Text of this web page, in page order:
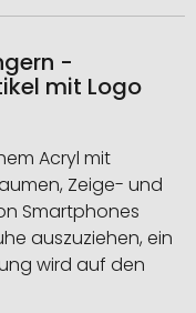
-
mit Logo
Acryl mit
Zeige- und
Smartphones
auszuziehen, ein
wird auf den